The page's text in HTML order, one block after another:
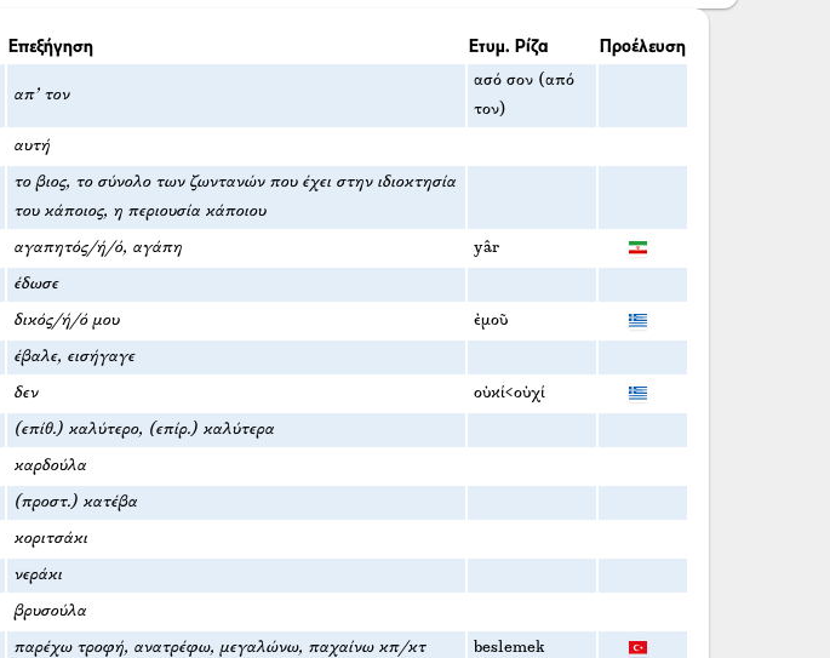
Επεξήγηση Ετυμ. Ρίζα Προέλευση
απ’ τον
ασό σον (από
τον)
αυτή
το βιος, το σύνολο των ζωντανών που έχει στην ιδιοκτησία
του κάποιος, η περιουσία κάποιου
αγαπητός/ή/ό, αγάπη yâr
έδωσε
δικός/ή/ό μου ἐμοῦ
έβαλε, εισήγαγε
δεν οὐκί<οὐχί
(επίθ.) καλύτερο, (επίρ.) καλύτερα
καρδούλα
(προστ.) κατέβα
κοριτσάκι
νεράκι
βρυσούλα
παρέχω τροφή, ανατρέφω, μεγαλώνω, παχαίνω κπ/κτ beslemek